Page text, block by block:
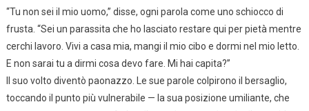
“Tu non sei il mio uomo,” disse, ogni parola come uno schiocco di
frusta. “Sei un parassita che ho lasciato restare qui per pietà mentre
cerchi lavoro. Vivi a casa mia, mangi il mio cibo e dormi nel mio letto.
E non sarai tu a dirmi cosa devo fare. Mi hai capita?”
Il suo volto diventò paonazzo. Le sue parole colpirono il bersaglio,
toccando il punto più vulnerabile — la sua posizione umiliante, che